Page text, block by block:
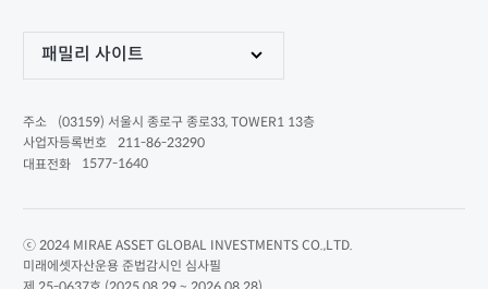
패밀리 사이트
주소
(03159) 서울시 종로구 종로33, TOWER1 13층
사업자등록번호
211-86-23290
대표전화
1577-1640
ⓒ 2024 MIRAE ASSET GLOBAL INVESTMENTS CO.,LTD.
미래에셋자산운용 준법감시인 심사필